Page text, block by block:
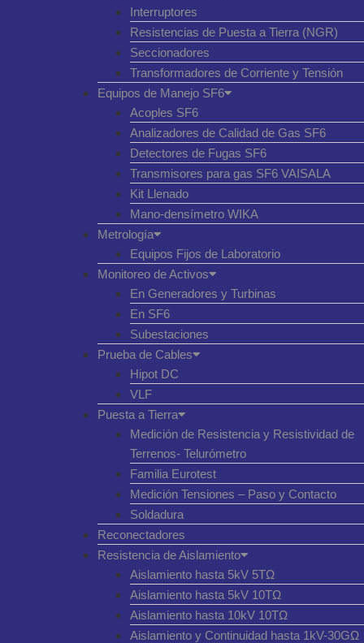
Interruptores
Resistencias de Puesta a Tierra (NGR)
Seccionadores
Transformadores de Corriente y Tensión
Equipos de Manejo SF6
Acoples SF6
Analizadores de Calidad de Gas SF6
Detectores de Fugas SF6
Transmisores para gas SF6 VAISALA
Kit Llenado
Mano-densímetro WIKA
Metrología
Equipos Fijos de Laboratorio
Monitoreo de Activos
En Generadores y Turbinas
En SF6
Subestaciones
Prueba de Cables
Hipot DC
VLF
Puesta a Tierra
Medición de Resistencia y Resistividad de
Terrenos- Telurómetro
Familia Eurotest
Medición Tensiones – Paso y Contacto
Soldadura
Reconectadores
Resistencia de Aislamiento
Aislamiento hasta 5kV 5TΩ
Aislamiento hasta 5kV 10TΩ
Aislamiento hasta 10kV 10TΩ
Aislamiento y Continuidad hasta 1kV-30GΩ